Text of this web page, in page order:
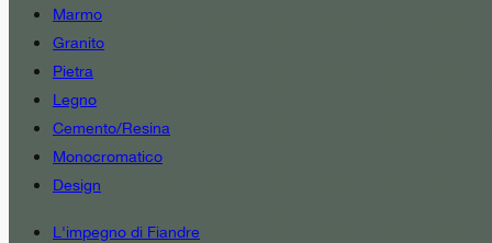
Marmo
Granito
Pietra
Legno
Cemento/Resina
Monocromatico
Design
L'impegno di Fiandre